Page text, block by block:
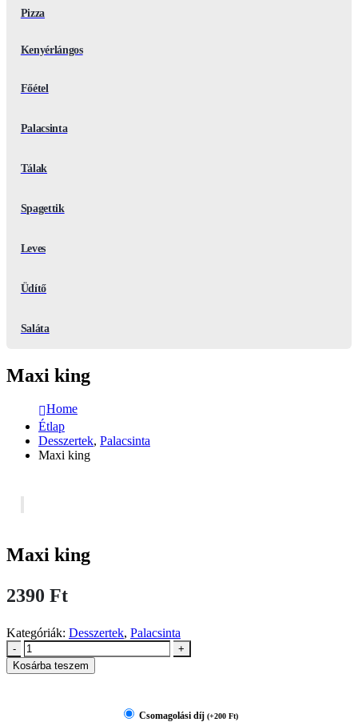
Pizza
Kenyérlángos
Főétel
Palacsinta
Tálak
Spagettik
Leves
Üdítő
Saláta
Maxi king
Home
Étlap
Desszertek, Palacsinta
Maxi king
Maxi king
2390 Ft
Kategóriák: Desszertek, Palacsinta
-
+
Kosárba teszem
Csomagolási díj (+200 Ft)